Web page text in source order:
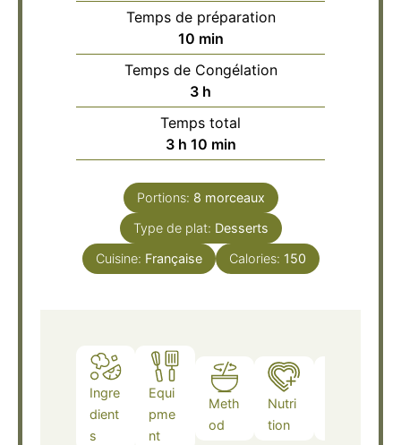
Temps de préparation
10minutes
min
Temps de Congélation
3heures
h
Temps total
3heures
h 10minutes
min
Portions: 8 morceaux
Type de plat: Desserts
Cuisine: Française Calories: 150
Ingre
dient
s
Equi
pme
nt
Meth
od
Nutri
tion